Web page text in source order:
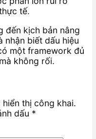
tế.
đến kịch bản nâng
nhận biết dấu hiệu
một framework đủ
không rối.
thị công khai.
dấu *